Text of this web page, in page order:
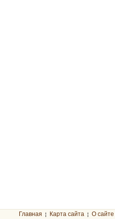
Главная ¦ Карта сайта ¦ О сайте